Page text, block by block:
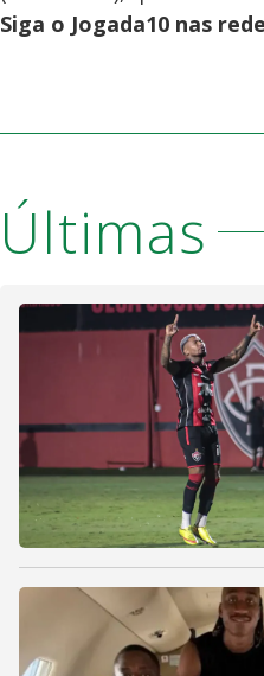
Siga o Jogada10 nas
Últimas